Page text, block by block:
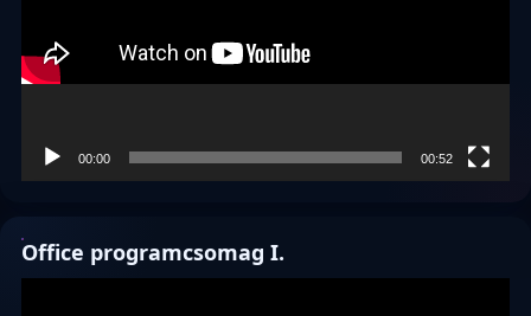
00:00 00:52
Office programcsomag I.